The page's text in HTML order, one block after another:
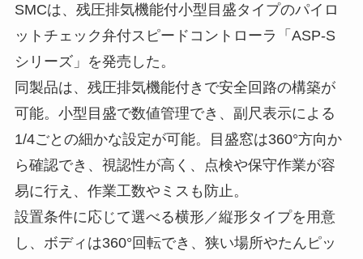
SMCは、残圧排気機能付小型目盛タイプのパイロ
ットチェック弁付スピードコントローラ「ASP-S
シリーズ」を発売した。
同製品は、残圧排気機能付きで安全回路の構築が
可能。小型目盛で数値管理でき、副尺表示による
1/4ごとの細かな設定が可能。目盛窓は360°方向か
ら確認でき、視認性が高く、点検や保守作業が容
易に行え、作業工数やミスも防止。
設置条件に応じて選べる横形／縦形タイプを用意
し、ボディは360°回転でき、狭い場所やたんピッ